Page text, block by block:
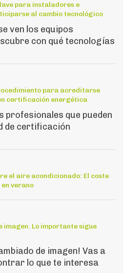
para instaladores e
al cambio tecnológico
ven los equipos
con qué tecnologías
para acreditarse
certificación energética
profesionales que pueden
de certificación
el aire acondicionado: El coste
verano
Lo importante sigue
de imagen! Vas a
lo que te interesa